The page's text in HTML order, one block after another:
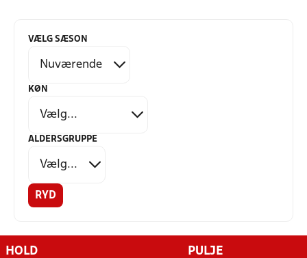
VÆLG SÆSON
KØN
ALDERSGRUPPE
RYD
HOLD PULJE